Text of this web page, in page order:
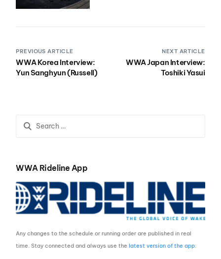
PREVIOUS ARTICLE
WWA Korea Interview:
Yun Sanghyun (Russell)
NEXT ARTICLE
WWA Japan Interview:
Toshiki Yasui
WWA Rideline App
Any changes to the schedule or running order are published in real
time. Stay connected and always use thelatest version of the app.